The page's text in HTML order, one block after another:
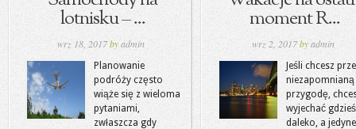
lotnisku – ...
wrz 18, 2017byadmin
Planowanie
podróży często
wiąże się z wieloma
pytaniami,
zwłaszcza gdy
moment R...
wrz 2, 2017byadmin
Jeśli chcesz
niezapomnianą
przygodę,
wyjechać gdzieś
daleko, a